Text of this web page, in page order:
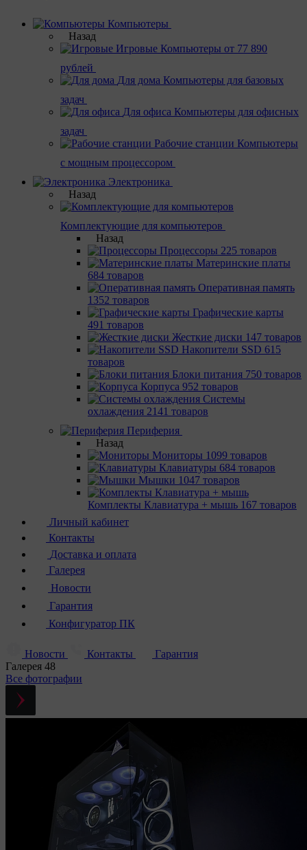
Компьютеры
Назад
Игровые Компьютеры от 77 890
рублей
Для дома Компьютеры для базовых
задач
Для офиса Компьютеры для офисных
задач
Рабочие станции Компьютеры
с мощным процессором
Электроника
Назад
Комплектующие для компьютеров
Назад
Процессоры 225 товаров
Материнcкие платы
684 товаров
Оперативная память
1352 товаров
Графические карты
491 товаров
Жесткие диски 147 товаров
Накопители SSD 615
товаров
Блоки питания 750 товаров
Корпуса 952 товаров
Системы
охлаждения 2141 товаров
Периферия
Назад
Мониторы 1099 товаров
Клавиатуры 684 товаров
Мышки 1047 товаров
Комплекты Клавиатура + мышь 167 товаров
Личный кабинет
Контакты
Доставка и оплата
Галерея
Новости
Гарантия
Конфигуратор ПК
Новости Контакты
Гарантия
Галерея 48
Все фотографии